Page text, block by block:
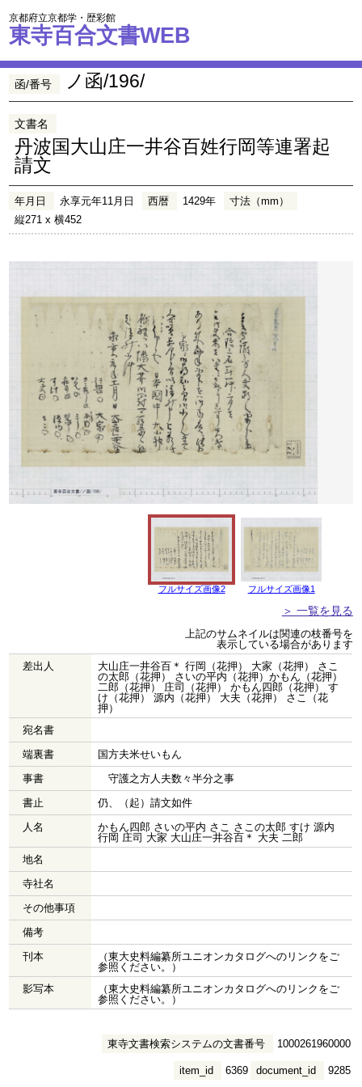
京都府立京都学・歴彩館
東寺百合文書WEB
函/番号 ノ函/196/
文書名
丹波国大山庄一井谷百姓行岡等連署起
請文
年月日 永享元年11月日 西暦 1429年
寸法（mm）
縦271 x 横452
フルサイズ画像2 フルサイズ画像1
＞ 一覧を見る
上記のサムネイルは関連の枝番号を
表示している場合があります
差出人
大山庄一井谷百＊ 行岡（花押） 大家（花押） さこ
の太郎（花押） さいの平内（花押）かもん（花押）
二郎（花押） 庄司（花押） かもん四郎（花押） す
け（花押） 源内（花押） 大夫（花押） さこ（花
押）
宛名書
端裏書
国方夫米せいもん
事書
守護之方人夫数々半分之事
書止
仍、（起）請文如件
人名
かもん四郎 さいの平内 さこ さこの太郎 すけ 源内
行岡 庄司 大家 大山庄一井谷百＊ 大夫 二郎
地名
寺社名
その他事項
備考
刊本
（東大史料編纂所ユニオンカタログへのリンクをご
参照ください。）
影写本
（東大史料編纂所ユニオンカタログへのリンクをご
参照ください。）
東寺文書検索システムの文書番号 1000261960000
document_id 9285
item_id 6369